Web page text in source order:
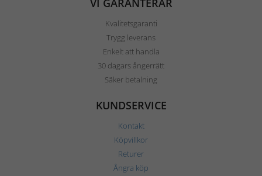
VI GARANTERAR
Kvalitetsgaranti
Trygg leverans
Enkelt att handla
30 dagars ångerrätt
Säker betalning
KUNDSERVICE
Kontakt
Köpvillkor
Returer
Ångra köp